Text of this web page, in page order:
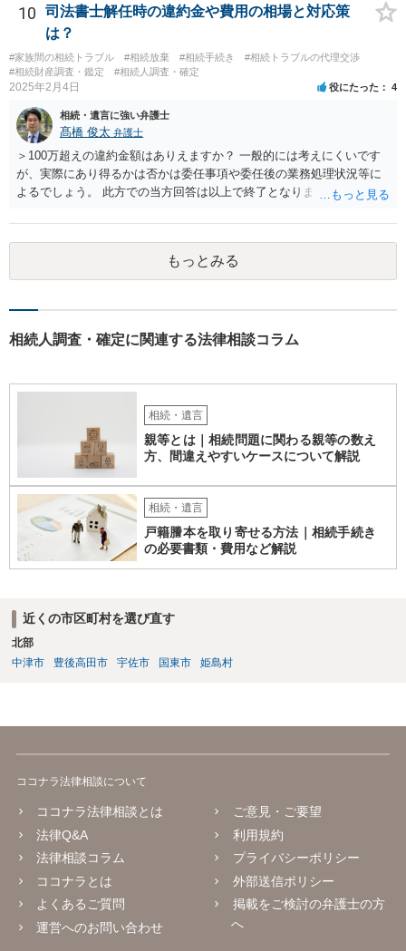
のですか？ →遺書というのが、法律上の遺言の形式を守っている限り
はそのとおりです。 質問3 父が腹違いの長男に法律的に優位になれそ
うな事はありますか？ →遺言が有効な場合、優位に立つことはできま
せんが、お祖父様が認知症であるなどの「遺言が作れないはずの事
情」があるならば①遺言無効確認の訴えを起こすのは一つの手です。
問4 相続トラブルの代理交渉は可能でしょうか。 →一般論としては可
能ですが、お伺いする内容ですとお祖父様が亡くなられた後に動くこ
とになるでしょう。
10
司法書士解任時の違約金や費用の相場と対応策
は？
#家族間の相続トラブル #相続放棄 #相続手続き
#相続トラブルの代理交渉
#相続財産調査・鑑定
#相続人調査・確定
2025年2月4日 役にたった 4
相続・遺言に強い弁護士
髙橋 俊太 弁護士
＞100万超えの違約金額はありえますか？ 一般的には考えにくいです
が、実際にあり得るかは否かは委任事項や委任後の業務処理状況等に
よるでしょう。 此方での当方回答は以上で終了となりますが、参考に
もっとみる
相続人調査・確定に関連する法律相談コラム
相続・遺言
親等とは｜相続問題に関わる親等の数え
方、間違えやすいケースについて解説
相続・遺言
戸籍謄本を取り寄せる方法｜相続手続き
の必要書類・費用など解説
近くの市区町村を選び直す
北部
中津市
豊後高田市 宇佐市 国東市 姫島村
ココナラ法律相談について
ココナラ法律相談とは
法律Q&A
法律相談コラム
ココナラとは
よくあるご質問
運営へのお問い合わせ
ご意見・ご要望
利用規約
プライバシーポリシー
外部送信ポリシー
掲載をご検討の弁護士の方
へ